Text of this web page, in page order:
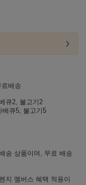
첫구매
링크
배송
큐2, 불고기2
베큐5, 불고기5
송 상품이며, 무료 배송
지 멤버스 혜택 적용이